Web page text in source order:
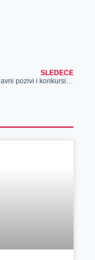
SLEDEĆE
Aktuelni javni pozivi i konkursi NSZ